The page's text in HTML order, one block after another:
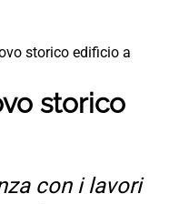
storico edificio a
storico
con i lavori